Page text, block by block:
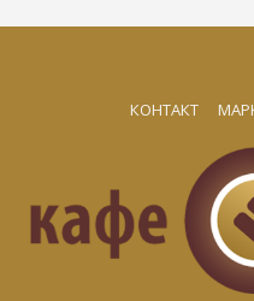
КОНТАКТ